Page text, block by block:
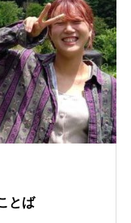
とば